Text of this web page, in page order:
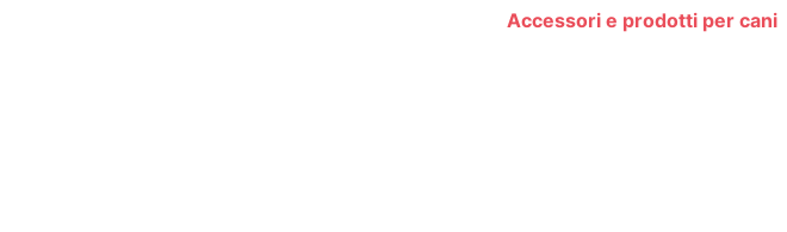
Accessori e prodotti per cani